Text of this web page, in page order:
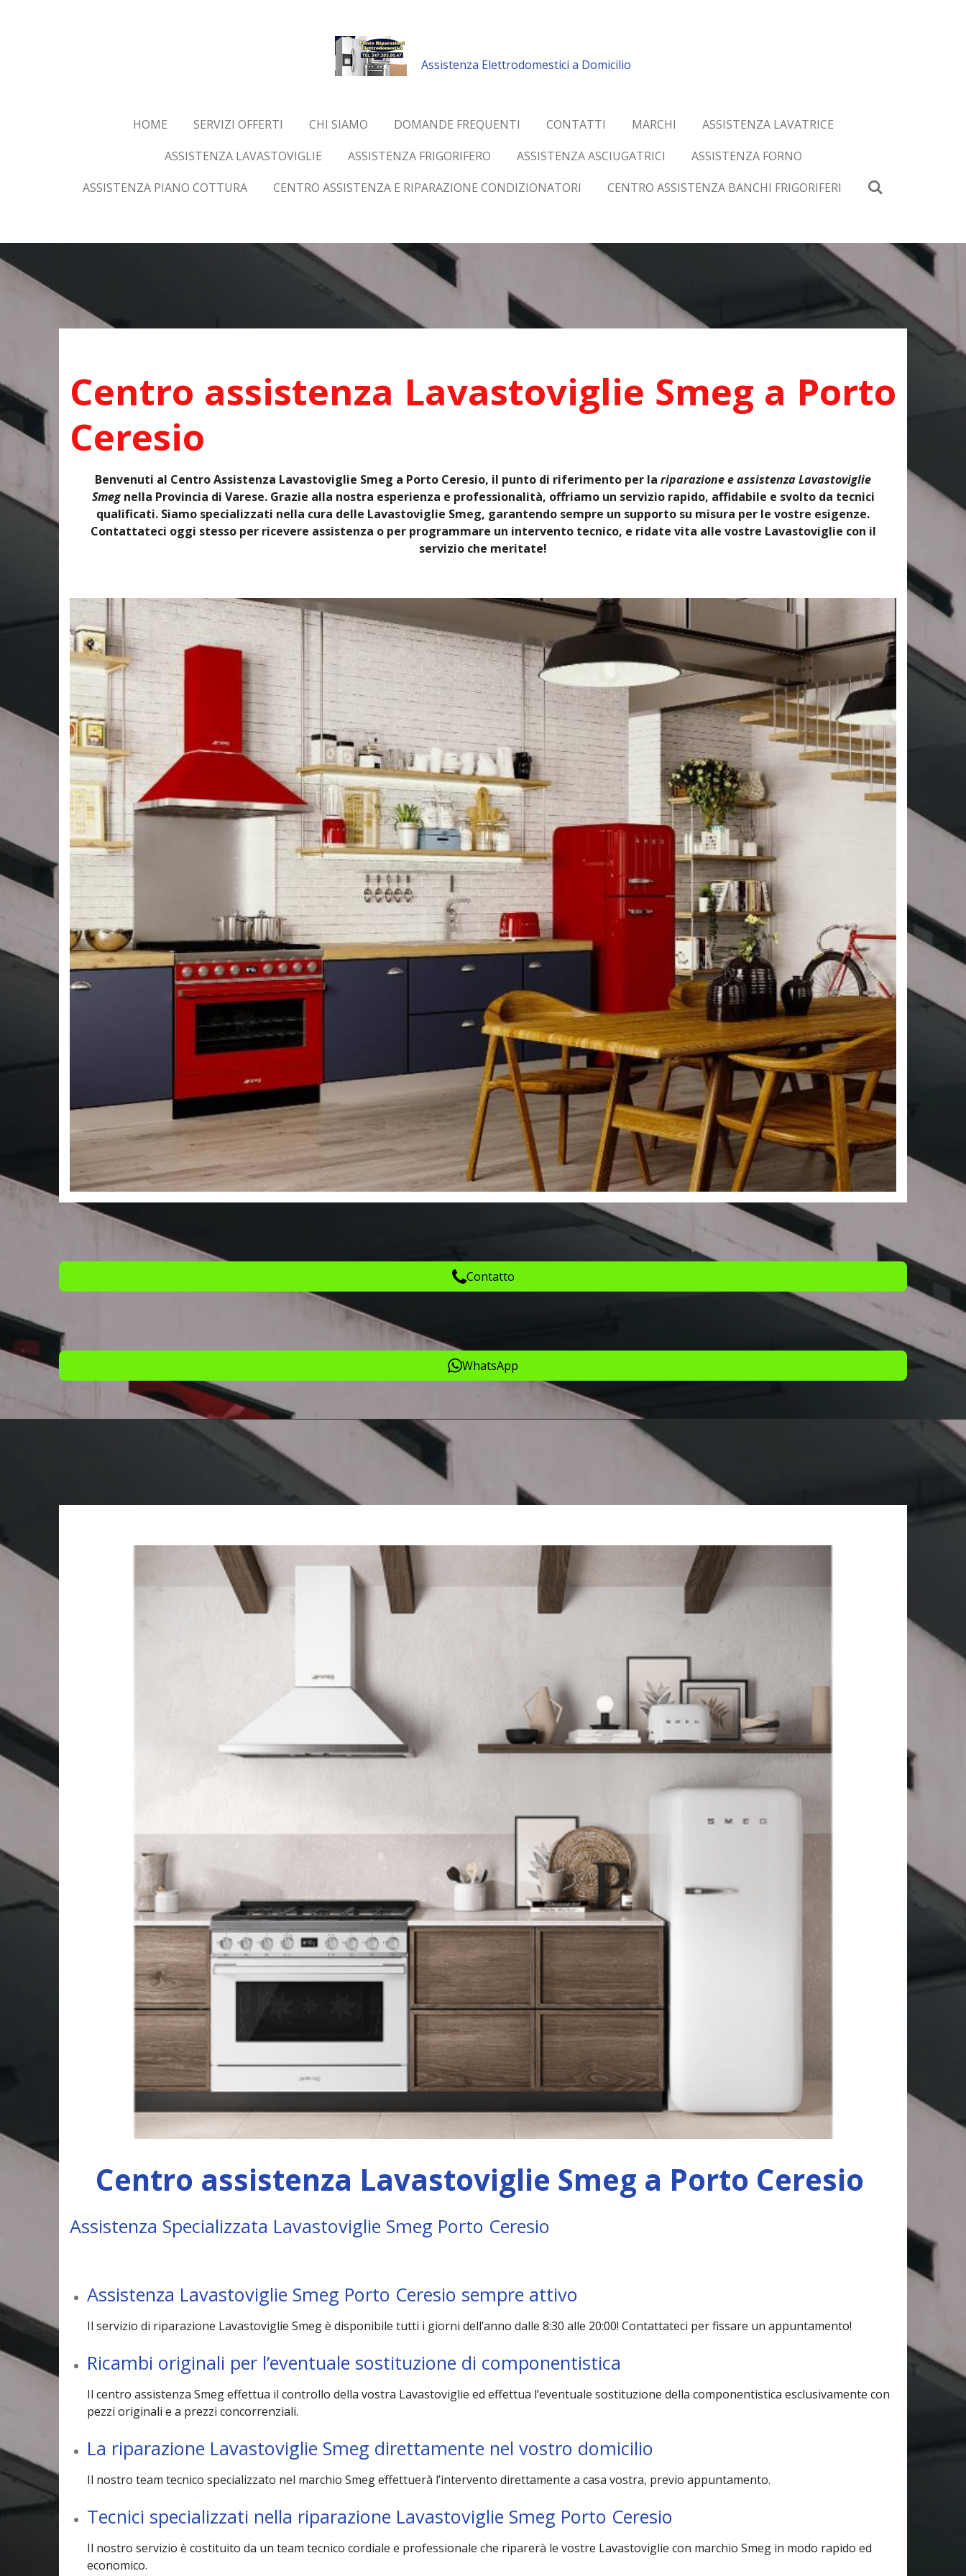
Assistenza Elettrodomestici a Domicilio
HOME SERVIZI OFFERTI CHI SIAMO DOMANDE FREQUENTI CONTATTI MARCHI
ASSISTENZA LAVATRICE
ASSISTENZA LAVASTOVIGLIE
ASSISTENZA FRIGORIFERO ASSISTENZA ASCIUGATRICI
ASSISTENZA FORNO
ASSISTENZA PIANO COTTURA
CENTRO ASSISTENZA E RIPARAZIONE CONDIZIONATORI CENTRO ASSISTENZA BANCHI FRIGORIFERI
Centro assistenza Lavastoviglie Smeg a Porto
Ceresio
Benvenuti al Centro Assistenza Lavastoviglie Smeg a Porto Ceresio, il punto di riferimento per la riparazione e assistenza Lavastoviglie
Smegnella Provincia di Varese. Grazie alla nostra esperienza e professionalità, offriamo un servizio rapido, affidabile e svolto da tecnici
qualificati. Siamo specializzati nella cura delle Lavastoviglie Smeg, garantendo sempre un supporto su misura per le vostre esigenze.
Contattateci oggi stesso per ricevere assistenza o per programmare un intervento tecnico, e ridate vita alle vostre Lavastoviglie con il
servizio che meritate!
Contatto
WhatsApp
Centro assistenza Lavastoviglie Smeg a Porto Ceresio
Assistenza Specializzata Lavastoviglie Smeg Porto Ceresio
Assistenza Lavastoviglie Smeg Porto Ceresio sempre attivo
Il servizio di riparazione Lavastoviglie Smeg è disponibile tutti i giorni dell’anno dalle 8:30 alle 20:00! Contattateci per fissare un appuntamento!
Ricambi originali per l’eventuale sostituzione di componentistica
Il centro assistenza Smeg effettua il controllo della vostra Lavastoviglie ed effettua l’eventuale sostituzione della componentistica esclusivamente con
pezzi originali e a prezzi concorrenziali.
La riparazione Lavastoviglie Smeg direttamente nel vostro domicilio
Il nostro team tecnico specializzato nel marchio Smeg effettuerà l’intervento direttamente a casa vostra, previo appuntamento.
Tecnici specializzati nella riparazione Lavastoviglie Smeg Porto Ceresio
Il nostro servizio è costituito da un team tecnico cordiale e professionale che riparerà le vostre Lavastoviglie con marchio Smeg in modo rapido ed
economico.